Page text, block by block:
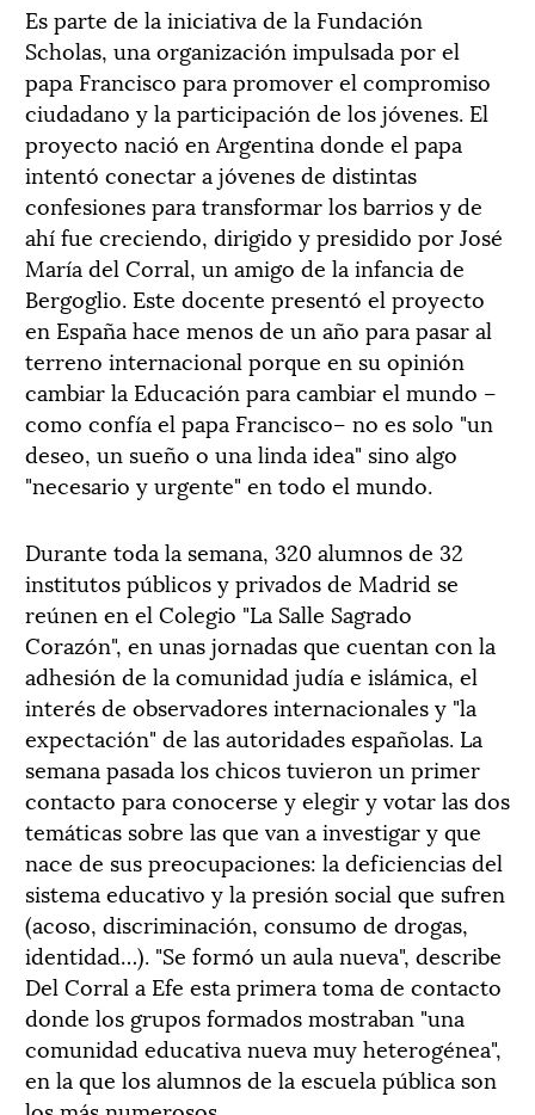
Es parte de la iniciativa de la Fundación
Scholas, una organización impulsada por el
papa Francisco para promover el compromiso
ciudadano y la participación de los jóvenes. El
proyecto nació en Argentina donde el papa
intentó conectar a jóvenes de distintas
confesiones para transformar los barrios y de
ahí fue creciendo, dirigido y presidido por José
María del Corral, un amigo de la infancia de
Bergoglio. Este docente presentó el proyecto
en España hace menos de un año para pasar al
terreno internacional porque en su opinión
cambiar la Educación para cambiar el mundo –
como confía el papa Francisco– no es solo "un
deseo, un sueño o una linda idea" sino algo
"necesario y urgente" en todo el mundo.
Durante toda la semana, 320 alumnos de 32
institutos públicos y privados de Madrid se
reúnen en el Colegio "La Salle Sagrado
Corazón", en unas jornadas que cuentan con la
adhesión de la comunidad judía e islámica, el
interés de observadores internacionales y "la
expectación" de las autoridades españolas. La
semana pasada los chicos tuvieron un primer
contacto para conocerse y elegir y votar las dos
temáticas sobre las que van a investigar y que
nace de sus preocupaciones: la deficiencias del
sistema educativo y la presión social que sufren
(acoso, discriminación, consumo de drogas,
identidad…). "Se formó un aula nueva", describe
Del Corral a Efe esta primera toma de contacto
donde los grupos formados mostraban "una
comunidad educativa nueva muy heterogénea",
en la que los alumnos de la escuela pública son